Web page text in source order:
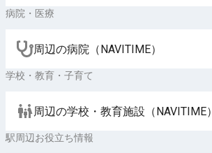
病院・医療
周辺の病院（NAVITIME）
学校・教育・子育て
周辺の学校・教育施設（NAVITIME）
駅周辺お役立ち情報